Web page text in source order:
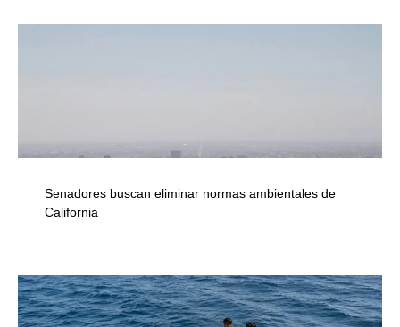
Senadores buscan eliminar normas ambientales de
California